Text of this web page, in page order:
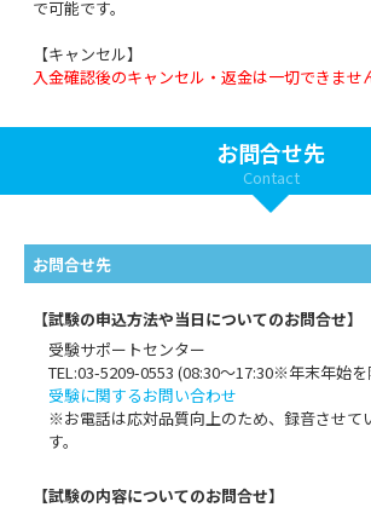
で可能です。
【キャンセル】
入金確認後のキャンセル・返金は一切できませ
お問合せ先
Contact
お問合せ先
【試験の申込方法や当日についてのお問合せ】
受験サポートセンター
TEL:03-5209-0553 (08:30～17:30※年末年始を
受験に関するお問い合わせ
※お電話は応対品質向上のため、録音させて
す。
【試験の内容についてのお問合せ】